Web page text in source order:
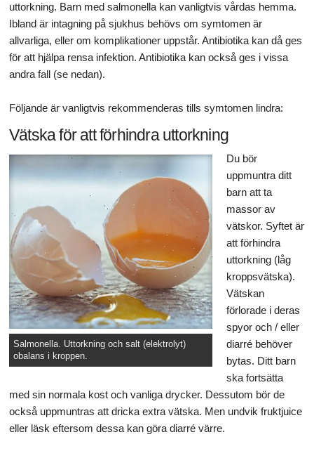
uttorkning. Barn med salmonella kan vanligtvis vårdas hemma.
Ibland är intagning på sjukhus behövs om symtomen är
allvarliga, eller om komplikationer uppstår. Antibiotika kan då ges
för att hjälpa rensa infektion. Antibiotika kan också ges i vissa
andra fall (se nedan).
Följande är vanligtvis rekommenderas tills symtomen lindra:
Vätska för att förhindra uttorkning
Salmonella. Uttorkning och salt (elektrolyt)
obalans i kroppen.
Du bör
uppmuntra ditt
barn att ta
massor av
vätskor. Syftet är
att förhindra
uttorkning (låg
kroppsvätska).
Vätskan
förlorade i deras
spyor och / eller
diarré behöver
bytas. Ditt barn
ska fortsätta
med sin normala kost och vanliga drycker. Dessutom bör de
också uppmuntras att dricka extra vätska. Men undvik fruktjuice
eller läsk eftersom dessa kan göra diarré värre.